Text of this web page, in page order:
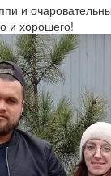
и
и хорошего!